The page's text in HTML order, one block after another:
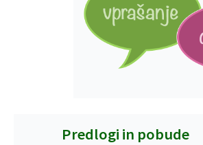
Predlogi in pobude